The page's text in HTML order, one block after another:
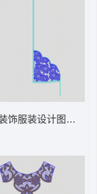
饰服装设计图 水溶